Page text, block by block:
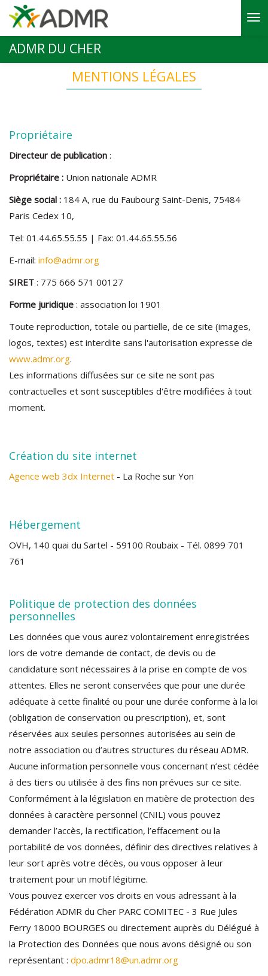
Aller au contenu principal
ADMR DU CHER
MENTIONS LÉGALES
Propriétaire
Directeur de publication :
Propriétaire : Union nationale ADMR
Siège social : 184 A, rue du Faubourg Saint-Denis, 75484
Paris Cedex 10,
Tel: 01.44.65.55.55 | Fax: 01.44.65.55.56
E-mail: info@admr.org
SIRET : 775 666 571 00127
Forme juridique : association loi 1901
Toute reproduction, totale ou partielle, de ce site (images,
logos, textes) est interdite sans l'autorisation expresse de
www.admr.org.
Les informations diffusées sur ce site ne sont pas
contractuelles et sont susceptibles d'être modifiées à tout
moment.
Création du site internet
Agence web 3dx Internet - La Roche sur Yon
Hébergement
OVH, 140 quai du Sartel - 59100 Roubaix - Tél. 0899 701
761
Politique de protection des données
personnelles
Les données que vous aurez volontairement enregistrées
lors de votre demande de contact, de devis ou de
candidature sont nécessaires à la prise en compte de vos
attentes. Elles ne seront conservées que pour une durée
adéquate à cette finalité ou pour une durée conforme à la loi
(obligation de conservation ou prescription), et, sont
réservées aux seules personnes autorisées au sein de
notre association ou d’autres structures du réseau ADMR.
Aucune information personnelle vous concernant n’est cédée
à des tiers ou utilisée à des fins non prévues sur ce site.
Conformément à la législation en matière de protection des
données à caractère personnel (CNIL) vous pouvez
demander l’accès, la rectification, l’effacement ou la
portabilité de vos données, définir des directives relatives à
leur sort après votre décès, ou vous opposer à leur
traitement pour un motif légitime.
Vous pouvez exercer vos droits en vous adressant à la
Fédération ADMR du Cher PARC COMITEC - 3 Rue Jules
Ferry 18000 BOURGES ou directement auprès du Délégué à
la Protection des Données que nous avons désigné ou son
représentant : dpo.admr18@un.admr.org